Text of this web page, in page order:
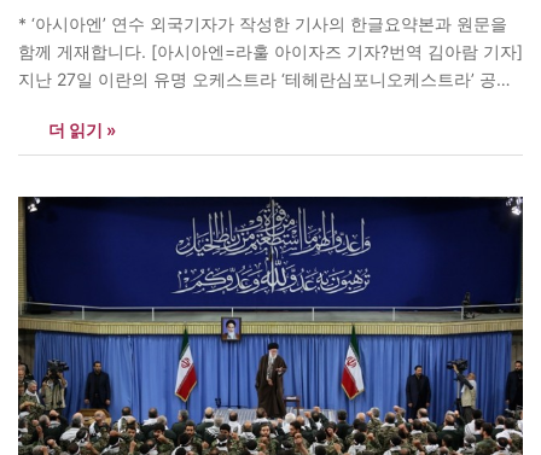
* ‘아시아엔’ 연수 외국기자가 작성한 기사의 한글요약본과 원문을
함께 게재합니다. [아시아엔=라훌 아이자즈 기자?번역 김아람 기자]
지난 27일 이란의 유명 오케스트라 ‘테헤란심포니오케스트라’ 공연
다는 황당한 이유 때문이었다. 이 오케스트라는 이란의 수도 테헤란
에서 열린 세계레슬링대회의 폐막식에서 국가를 연주할 예정이었
더 읽기 »